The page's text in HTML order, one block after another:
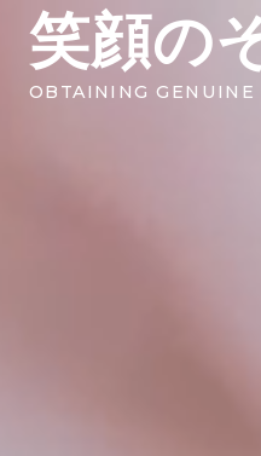
笑顔の
OBTAINING GENUINE